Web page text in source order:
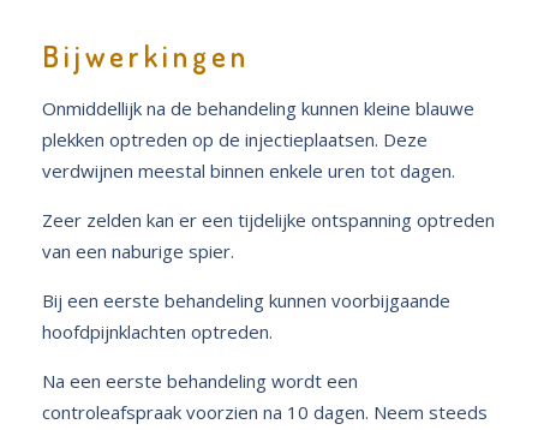
Bijwerkingen
Onmiddellijk na de behandeling kunnen kleine blauwe
plekken optreden op de injectieplaatsen. Deze
verdwijnen meestal binnen enkele uren tot dagen.
Zeer zelden kan er een tijdelijke ontspanning optreden
van een naburige spier.
Bij een eerste behandeling kunnen voorbijgaande
hoofdpijnklachten optreden.
Na een eerste behandeling wordt een
controleafspraak voorzien na 10 dagen. Neem steeds